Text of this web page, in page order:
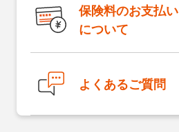
保険料のお支払い
について
よくあるご質問